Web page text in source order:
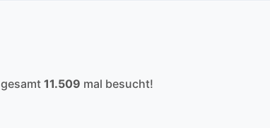
11.509 mal besucht!